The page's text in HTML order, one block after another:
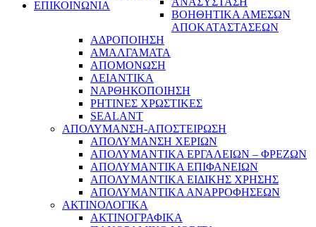
ΕΠΙΚΟΙΝΩΝΙΑ
ΒΟΗΘΗΤΙΚΑ ΑΜΕΣΩΝ
ΑΠΟΚΑΤΑΣΤΑΣΕΩΝ
ΑΔΡΟΠΟΙΗΣΗ
ΑΜΑΛΓΑΜΑΤΑ
ΑΠΟΜΟΝΩΣΗ
ΛΕΙΑΝΤΙΚΑ
ΝΑΡΘΗΚΟΠΟΙΗΣΗ
ΡΗΤΙΝΕΣ ΧΡΩΣΤΙΚΕΣ
SEALANT
ΑΠΟΛΥΜΑΝΣΗ-ΑΠΟΣΤΕΙΡΩΣΗ
ΑΠΟΛΥΜΑΝΣΗ ΧΕΡΙΩΝ
ΑΠΟΛΥΜΑΝΤΙΚΑ ΕΡΓΑΛΕΙΩΝ – ΦΡΕΖΩΝ
ΑΠΟΛΥΜΑΝΤΙΚΑ ΕΠΙΦΑΝΕΙΩΝ
ΑΠΟΛΥΜΑΝΤΙΚΑ ΕΙΔΙΚΗΣ ΧΡΗΣΗΣ
ΑΠΟΛΥΜΑΝΤΙΚΑ ΑΝΑΡΡΟΦΗΣΕΩΝ
ΑΚΤΙΝΟΛΟΓΙΚΑ
ΑΚΤΙΝΟΓΡΑΦΙΚΑ